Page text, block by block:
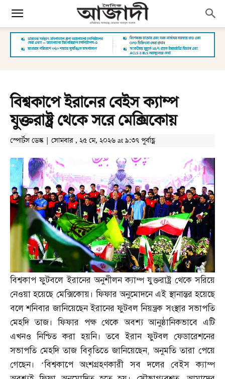
বিশ্বকাপে ইরানের বেইস ক্যাম্প
যুক্তরাষ্ট্র থেকে সরে মেক্সিকোয়
স্পোর্টস ডেস্ক | সোমবার , ২৫ মে, ২০২৬ at ৯:৩৭ পূর্বাহ্ণ
বিশ্বকাপ ফুটবলে ইরানের অনুশীলন ক্যাম্প যুক্তরাষ্ট্র থেকে সরিয়ে
নেওয়া হয়েছে মেক্সিকোয়। ফিফার অনুমোদনে এই স্থানান্তর হয়েছে
বলে শনিবার জানিয়েছেন ইরানের ফুটবল নিয়ন্ত্রক সংস্থার সভাপতি
মেহদি তাজ। ফিফার পক্ষ থেকে অবশ্য আনুষ্ঠানিকভাবে এটি
এখনও নিশ্চিত করা হয়নি। তবে ইরান ফুটবল ফেডারেশনের
সভাপতি মেহদি তাজ বিবৃতিতে জানিয়েছেন,অনুমতি তারা পেয়ে
গেছেন। ‘বিশ্বকাপে অংশগ্রহণকারী সব দলের বেইস ক্যাম্প